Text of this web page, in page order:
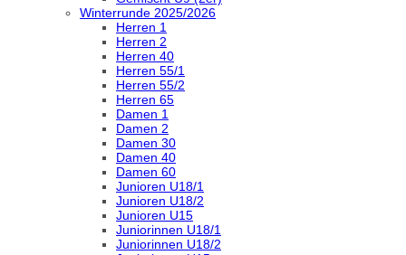
Winterrunde 2025/2026
Herren 1
Herren 2
Herren 40
Herren 55/1
Herren 55/2
Herren 65
Damen 1
Damen 2
Damen 30
Damen 40
Damen 60
Junioren U18/1
Junioren U18/2
Junioren U15
Juniorinnen U18/1
Juniorinnen U18/2